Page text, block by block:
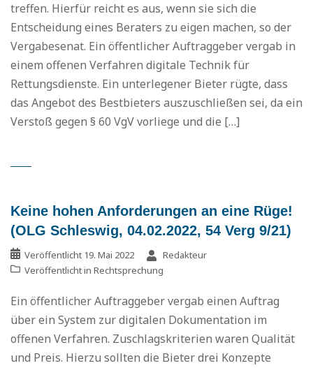
treffen. Hierfür reicht es aus, wenn sie sich die
Entscheidung eines Beraters zu eigen machen, so der
Vergabesenat. Ein öffentlicher Auftraggeber vergab in
einem offenen Verfahren digitale Technik für
Rettungsdienste. Ein unterlegener Bieter rügte, dass
das Angebot des Bestbieters auszuschließen sei, da ein
Verstoß gegen § 60 VgV vorliege und die […]
Keine hohen Anforderungen an eine Rüge!
(OLG Schleswig, 04.02.2022, 54 Verg 9/21)
Veröffentlicht 19. Mai 2022
Redakteur
Veröffentlicht in Rechtsprechung
Ein öffentlicher Auftraggeber vergab einen Auftrag
über ein System zur digitalen Dokumentation im
offenen Verfahren. Zuschlagskriterien waren Qualität
und Preis. Hierzu sollten die Bieter drei Konzepte